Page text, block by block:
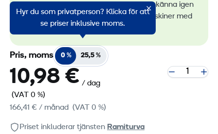
maskinuthyrning. Du kan känna igen
alla våra lågemissionsmaskiner med
RamiGreen-märket
Hyr du som privatperson? Klicka för att
se priser inklusive moms.
Pris, moms 0 % 25,5 %
10,98 € / dag
(VAT 0 %)
166,41 € / månad (VAT 0 %)
Priset inkluderar tjänsten Ramiturva